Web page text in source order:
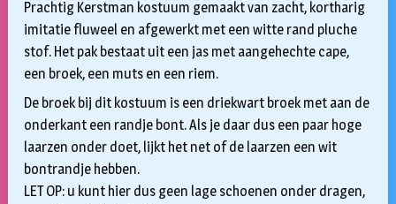
Prachtig Kerstman kostuum gemaakt van zacht, kortharig
imitatie fluweel en afgewerkt met een witte rand pluche
stof. Het pak bestaat uit een jas met aangehechte cape,
een broek, een muts en een riem.
De broek bij dit kostuum is een driekwart broek met aan de
onderkant een randje bont. Als je daar dus een paar hoge
laarzen onder doet, lijkt het net of de laarzen een wit
bontrandje hebben.
LET OP: u kunt hier dus geen lage schoenen onder dragen,